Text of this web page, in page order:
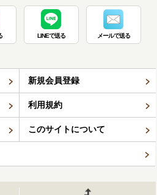
LINEで送る メールで送る
新規会員登録
利用規約
このサイトについて